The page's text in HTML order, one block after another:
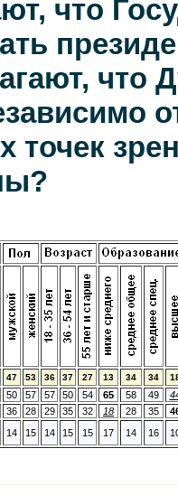
что
что
точек
47 53 36 37 27 13 34 34
50 57 57 50 54 65 58 49
36 28 29 35 32 18 28 35
14 15 14 15 15 17 14 16